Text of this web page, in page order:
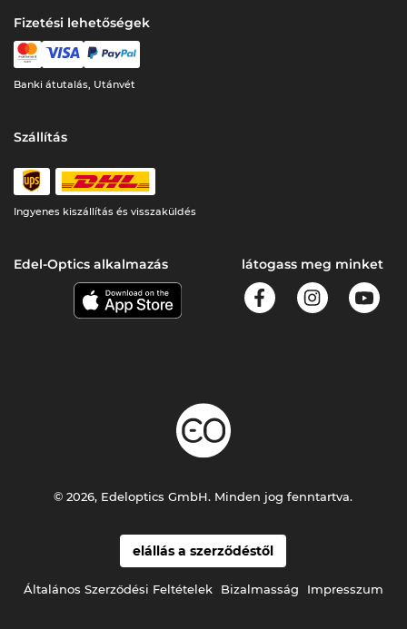
Fizetési lehetőségek
Banki átutalás, Utánvét
Szállítás
Ingyenes kiszállítás és visszaküldés
Edel-Optics alkalmazás látogass meg minket
elállás a szerződéstől
Általános Szerződési Feltételek Bizalmasság Impresszum
© 2026, Edeloptics GmbH. Minden jog fenntartva.